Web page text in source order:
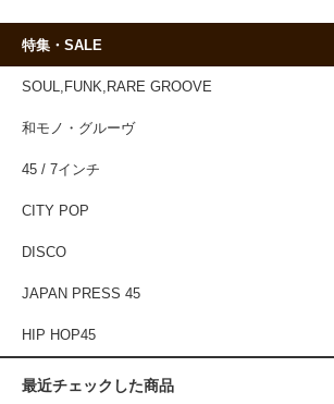
特集・SALE
SOUL,FUNK,RARE GROOVE
和モノ・グルーヴ
45 / 7インチ
CITY POP
DISCO
JAPAN PRESS 45
HIP HOP45
最近チェックした商品